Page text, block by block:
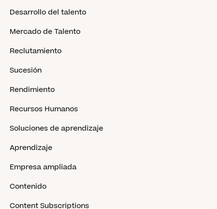
Desarrollo del talento
Mercado de Talento
Reclutamiento
Sucesión
Rendimiento
Recursos Humanos
Soluciones de aprendizaje
Aprendizaje
Empresa ampliada
Contenido
Content Subscriptions